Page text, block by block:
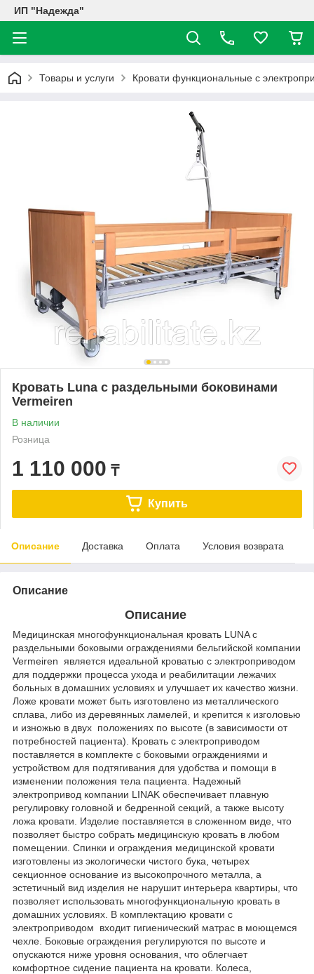
ИП "Надежда"
Товары и услуги Кровати функциональные с
Кровать Luna с раздельными боковинами
Vermeiren
В наличии
Розница
1 110 000 ₸
Купить
Описание Доставка Оплата Условия возврата
Описание
Описание
Медицинская многофункциональная кровать LUNA с
раздельными боковыми ограждениями бельгийской компании
Vermeiren является идеальной кроватью с электроприводом
для поддержки процесса ухода и реабилитации лежачих
больных в домашних условиях и улучшает их качество жизни.
Ложе кровати может быть изготовлено из металлического
сплава, либо из деревянных ламелей, и крепится к изголовью
и изножью в двух положениях по высоте (в зависимости от
потребностей пациента). Кровать с электроприводом
поставляется в комплекте с боковыми ограждениями и
устройством для подтягивания для удобства и помощи в
изменении положения тела пациента. Надежный
электропривод компании LINAK обеспечивает плавную
регулировку головной и бедренной секций, а также высоту
ложа кровати. Изделие поставляется в сложенном виде, что
позволяет быстро собрать медицинскую кровать в любом
помещении. Спинки и ограждения медицинской кровати
изготовлены из экологически чистого бука, четырех
секционное основание из высокопрочного металла, а
эстетичный вид изделия не нарушит интерьера квартиры, что
позволяет использовать многофункциональную кровать в
домашних условиях. В комплектацию кровати с
электроприводом входит гигиенический матрас в моющемся
чехле. Боковые ограждения регулируются по высоте и
опускаются ниже уровня основания, что облегчает
комфортное сидение пациента на кровати. Колеса,